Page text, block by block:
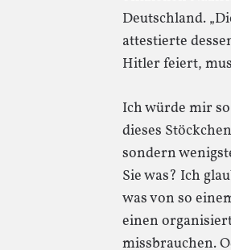
Deutschland.
attestierte
Hitler feiert,
Ich würde mir
dieses
sondern
Sie was? Ich
was von so
einen
missbrauchen.